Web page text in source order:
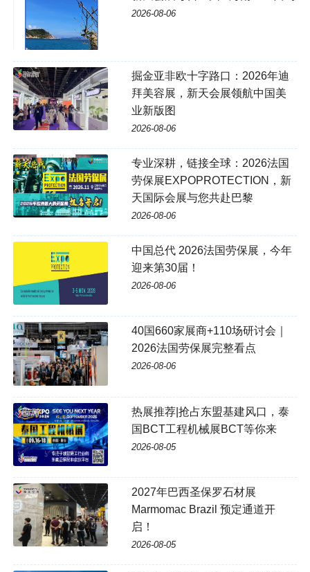
2026-08-06
掘金亚非欧十字路口：2026年迪
拜美容展，新天会展领航中国美
业新版图
2026-08-06
专业深耕，链接全球：2026法国
劳保展EXPOPROTECTION，新
天国际会展与您共赴巴黎
2026-08-06
中国总代 2026法国劳保展，今年
迎来第30届！
2026-08-06
40国660家展商+110场研讨会｜
2026法国劳保展完整看点
2026-08-06
热展推荐|抢占东盟基建风口，泰
国BCT工程机械展BCT等你来
2026-08-05
2027年巴西圣保罗石材展
Marmomac Brazil 预定通道开
启！
2026-08-05